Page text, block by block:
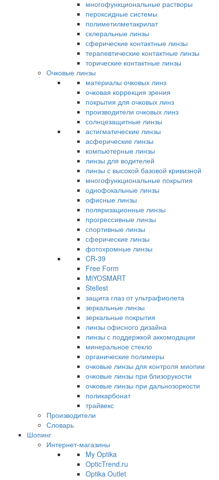
многофункциональные растворы
пероксидные системы
полиметилметакрилат
склеральные линзы
сферические контактные линзы
терапевтические контактные линзы
торические контактные линзы
Очковые линзы
материалы очковых линз
очковая коррекция зрения
покрытия для очковых линз
производители очковых линз
солнцезащитные линзы
астигматические линзы
асферические линзы
компьютерные линзы
линзы для водителей
линзы с высокой базовой кривизной
многофункциональные покрытия
однофокальные линзы
офисные линзы
поляризационные линзы
прогрессивные линзы
спортивные линзы
сферические линзы
фотохромные линзы
CR-39
Free Form
MiYOSMART
Stellest
защита глаз от ультрафиолета
зеркальные линзы
зеркальные покрытия
линзы офисного дизайна
линзы с поддержкой аккомодации
минеральное стекло
органические полимеры
очковые линзы для контроля миопии
очковые линзы при близорукости
очковые линзы при дальнозоркости
поликарбонат
трайвекс
Производители
Словарь
Шопинг
Интернет-магазины
My Optika
OpticTrend.ru
Optika Outlet